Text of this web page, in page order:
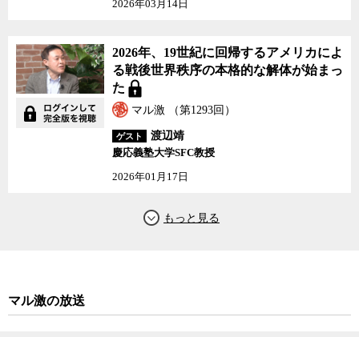
2026年03月14日
2026年、19世紀に回帰するアメリカによ
る戦後世界秩序の本格的な解体が始まっ
た
マル激 （第1293回）
ゲスト
渡辺靖
慶応義塾大学SFC教授
2026年01月17日
マル激の放送